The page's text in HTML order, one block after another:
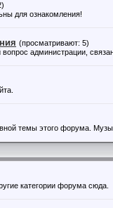
для ознакомления!
(просматривают: 5)
администрации,
темы этого форума.
категории форума сюда.